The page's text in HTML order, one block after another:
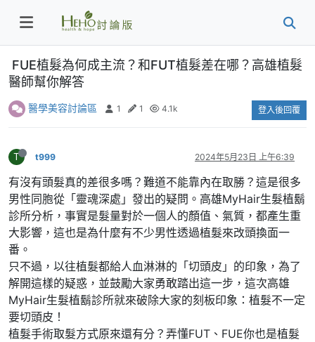
FUE植髮為何成主流？和FUT植髮差在哪？高雄植髮
醫師幫你解答
醫學美容討論區 1 1 4.1k 登入後回覆
T t999 2024年5月23日 上午6:39
有沒有頭髮真的差很多嗎？難道不能靠內在取勝？這是很多
男性同胞從「靈魂深處」發出的疑問。高雄MyHair生髮植鬍
診所分析，事實是髮量對於一個人的顏值、氣質，都產生重
大影響，這也是為什麼有不少男性透過植髮來改頭換面一
番。
只不過，以往植髮都給人血淋淋的「切頭皮」的印象，為了
解開這樣的疑惑，並鼓勵大家勇敢踏出這一步，這次高雄
MyHair生髮植鬍診所就來破除大家的刻板印象：植髮不一定
要切頭皮！
植髮手術取髮方式原來還有分？弄懂FUT、FUE你也是植髮